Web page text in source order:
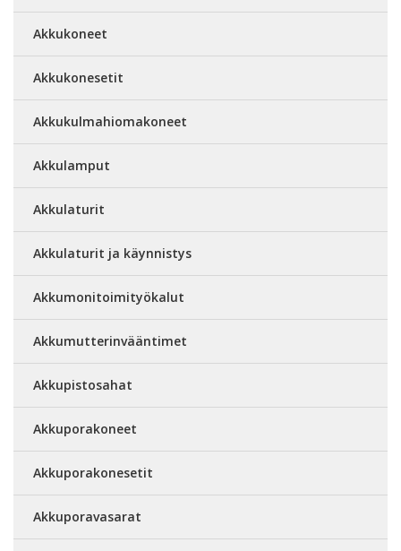
Akkukoneet
Akkukonesetit
Akkukulmahiomakoneet
Akkulamput
Akkulaturit
Akkulaturit ja käynnistys
Akkumonitoimityökalut
Akkumutterinvääntimet
Akkupistosahat
Akkuporakoneet
Akkuporakonesetit
Akkuporavasarat